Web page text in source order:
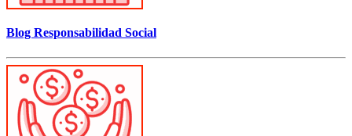
Blog Responsabilidad Social